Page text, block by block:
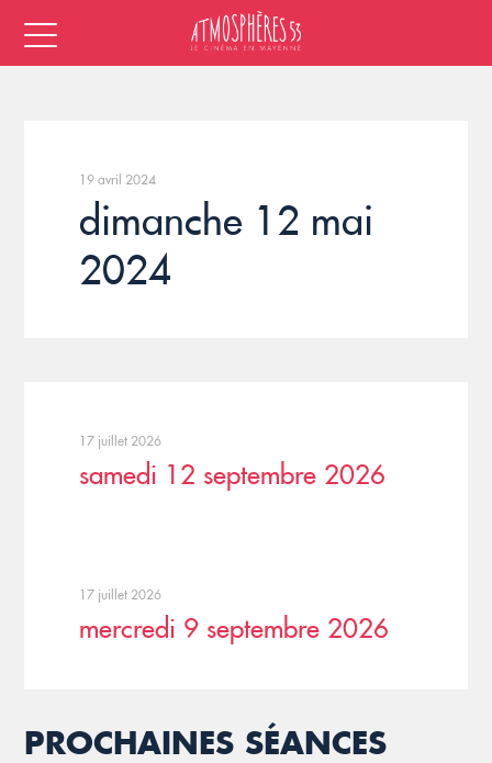
19 avril 2024
dimanche 12 mai
2024
17 juillet 2026
samedi 12 septembre 2026
17 juillet 2026
mercredi 9 septembre 2026
PROCHAINES SÉANCES